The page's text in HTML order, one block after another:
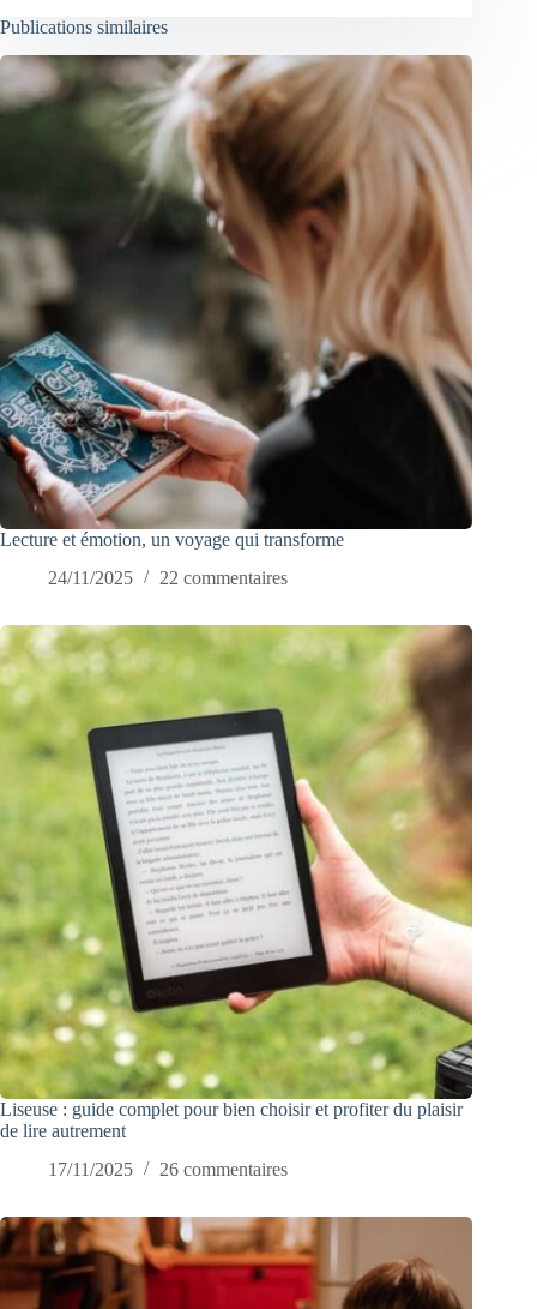
Publications similaires
Lecture et émotion, un voyage qui transforme
24/11/2025
22 commentaires
Liseuse : guide complet pour bien choisir et profiter du plaisir
de lire autrement
17/11/2025
26 commentaires